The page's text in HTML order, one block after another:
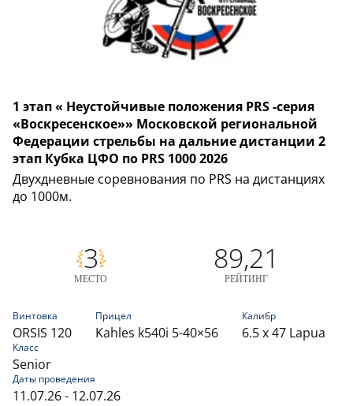
1 этап « Неустойчивые положения PRS -серия
«Воскресенское»» Московской региональной
Федерации стрельбы на дальние дистанции 2
этап Кубка ЦФО по PRS 1000 2026
Двухдневные соревнования по PRS на дистанциях
до 1000м.
3
МЕСТО
89,21
РЕЙТИНГ
Винтовка
ORSIS 120
Прицел
Kahles k540i 5-40×56
Калибр
6.5 x 47 Lapua
Класс
Senior
Даты проведения
11.07.26 - 12.07.26